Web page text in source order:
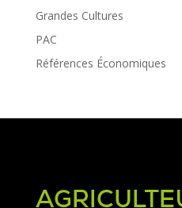
Grandes Cultures
PAC
Références Économiques